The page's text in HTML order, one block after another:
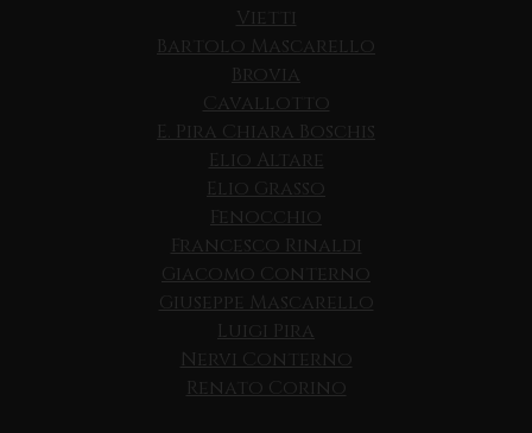
Vietti
Bartolo Mascarello
Brovia
Cavallotto
E. Pira Chiara Boschis
Elio Altare
Elio Grasso
Fenocchio
Francesco Rinaldi
Giacomo Conterno
Giuseppe Mascarello
Luigi Pira
Nervi Conterno
Renato Corino